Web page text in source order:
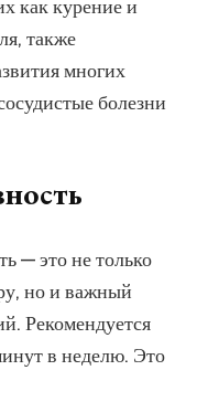
как курение и
также
многих
болезни
— это не только
но и важный
Рекомендуется
в неделю. Это